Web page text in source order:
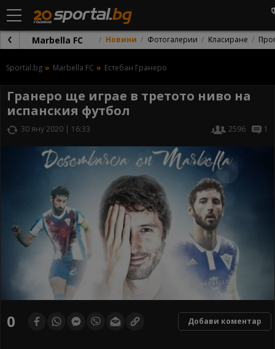
Marbella FC Новини Фотогалерии Класиране
Sportal.bg Marbella FC Естебан Гранеро
Гранеро ще играе в третото ниво на
испанския футбол
30 яну 2020 | 16:33 2596 1
0 Добави коментар